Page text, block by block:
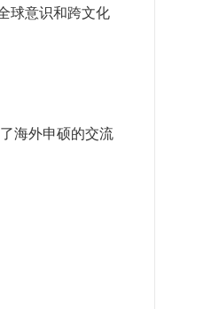
球意识和跨文化
海外申硕的交流